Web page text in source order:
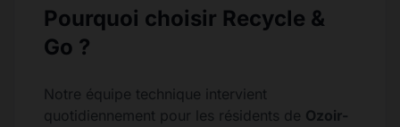
Pourquoi choisir Recycle &
Go ?
Notre équipe technique intervient
quotidiennement pour les résidents de Ozoir-